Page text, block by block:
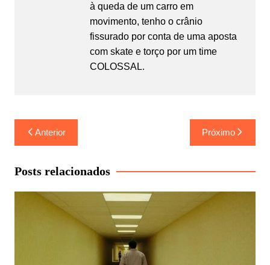
à queda de um carro em
movimento, tenho o crânio
fissurado por conta de uma aposta
com skate e torço por um time
COLOSSAL.
Navegação
de
Post
Anterior Próximo
Posts relacionados